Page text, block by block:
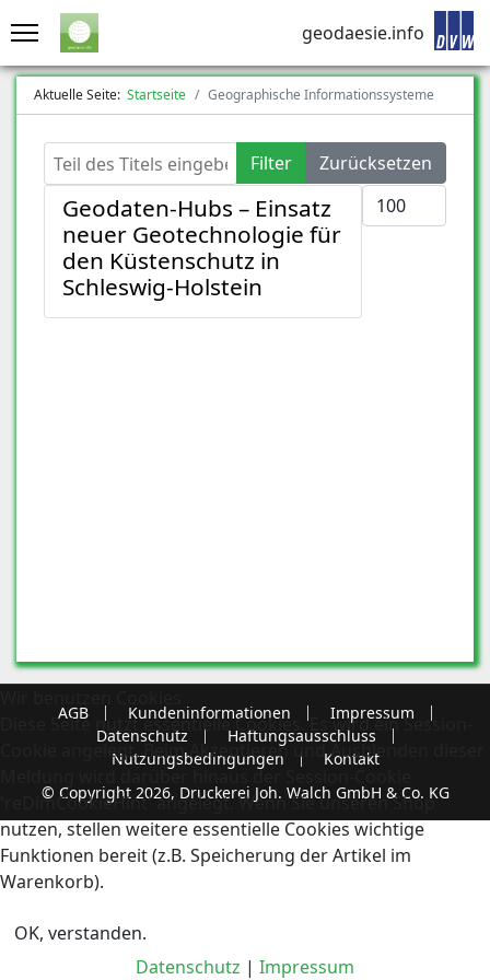
geodaesie.info
Aktuelle Seite: Startseite Geographische Informationssysteme
Teil des Titels eingeben Filter
Zurücksetzen
Anzeige #
Geodaten-Hubs – Einsatz
neuer Geotechnologie für
den Küstenschutz in
Schleswig-Holstein
AGB Kundeninformationen
Impressum
Datenschutz
Haftungsausschluss
Nutzungsbedingungen
Kontakt
© Copyright 2026, Druckerei Joh. Walch GmbH & Co. KG
Diese Seite nutzt essentielle Cookies. Es wird ein Session-
Cookie angelegt. Beim Akzeptieren und Ausblenden dieser
Meldung wird darüber hinaus der Session-Cookie
'reDimCookieHint' angelegt. Wenn Sie unseren Shop
nutzen, stellen weitere essentielle Cookies wichtige
Funktionen bereit (z.B. Speicherung der Artikel im
Warenkorb).
OK, verstanden.
Datenschutz | Impressum